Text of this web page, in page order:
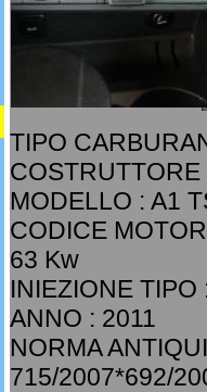
TIPO
COSTRUTTORE
MODELLO : A1
CODICE
63 Kw
INIEZIONE
ANNO : 2011
NORMA
715/2007*692/